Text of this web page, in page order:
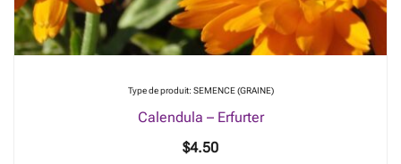
Type de produit: SEMENCE (GRAINE)
Calendula – Erfurter
$4.50